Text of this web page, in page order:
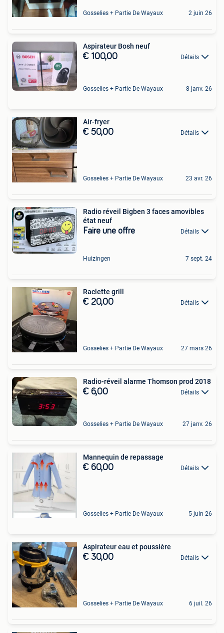
Gosselies + Partie De Wayaux 2 juin 26
Aspirateur Bosh neuf
€ 100,00 Détails
Gosselies + Partie De Wayaux 8 janv. 26
Air-fryer
€ 50,00 Détails
Gosselies + Partie De Wayaux 23 avr. 26
Radio réveil Bigben 3 faces amovibles
état neuf
Faire une offre Détails
Huizingen 7 sept. 24
Raclette grill
€ 20,00 Détails
Gosselies + Partie De Wayaux 27 mars 26
Radio-réveil alarme Thomson prod 2018
€ 6,00 Détails
Gosselies + Partie De Wayaux 27 janv. 26
Mannequin de repassage
€ 60,00 Détails
Gosselies + Partie De Wayaux 5 juin 26
Aspirateur eau et poussière
€ 30,00 Détails
Gosselies + Partie De Wayaux 6 juil. 26